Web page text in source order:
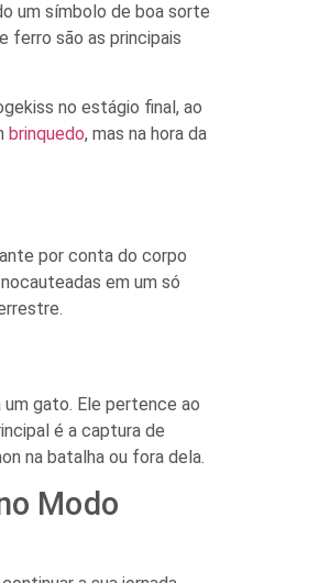
um símbolo de boa sorte
ferro são as principais
no estágio final, ao
brinquedo, mas na hora da
por conta do corpo
em um só
gato. Ele pertence ao
é a captura de
na batalha ou fora dela.
Modo